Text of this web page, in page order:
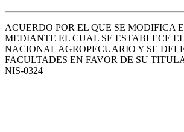
ACUERDO POR EL QUE SE MODIFICA
MEDIANTE EL CUAL SE ESTABLECE
NACIONAL AGROPECUARIO Y SE
FACULTADES EN FAVOR DE SU
NIS-0324